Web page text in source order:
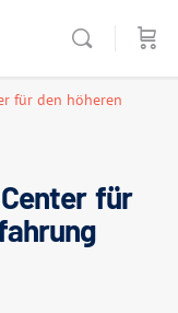
für den höheren
für